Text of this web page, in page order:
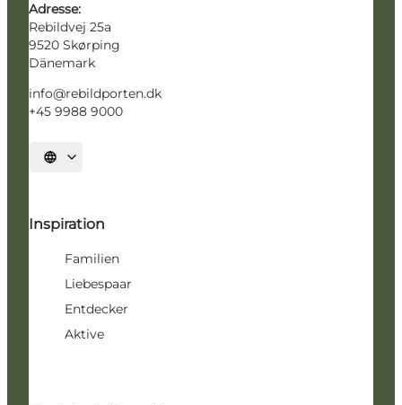
Adresse:
Rebildvej 25a
9520 Skørping
Dänemark
info@rebildporten.dk
+45 9988 9000
Sprache auswählen
Inspiration
Familien
Liebespaar
Entdecker
Aktive